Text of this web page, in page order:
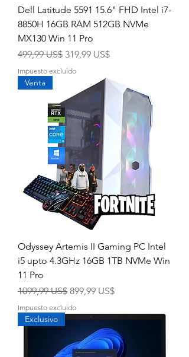
Dell Latitude 5591 15.6" FHD Intel i7-
8850H 16GB RAM 512GB NVMe
MX130 Win 11 Pro
Precio
499,99 US$ Precio de oferta
319,99 US$
Impuesto excluido
Venta
Odyssey Artemis II Gaming PC Intel
i5 upto 4.3GHz 16GB 1TB NVMe Win
11 Pro
Precio
1099,99 US$ Precio de oferta
899,99 US$
Impuesto excluido
Exclusivo